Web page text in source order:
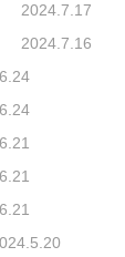
2024.7.17
2024.7.16